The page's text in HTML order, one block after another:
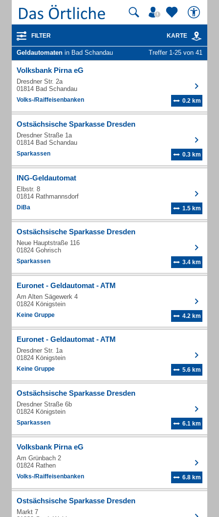
FILTER KARTE
Geldautomaten in Bad Schandau Treffer 1-25 von 41
Volksbank Pirna eG
Dresdner Str. 2a
01814 Bad Schandau
Volks-/Raiffeisenbanken 0.2 km
Ostsächsische Sparkasse Dresden
Dresdner Straße 1a
01814 Bad Schandau
Sparkassen 0.3 km
ING-Geldautomat
Elbstr. 8
01814 Rathmannsdorf
DiBa 1.5 km
Ostsächsische Sparkasse Dresden
Neue Hauptstraße 116
01824 Gohrisch
Sparkassen 3.4 km
Euronet - Geldautomat - ATM
Am Alten Sägewerk 4
01824 Königstein
Keine Gruppe 4.2 km
Euronet - Geldautomat - ATM
Dresdner Str. 1a
01824 Königstein
Keine Gruppe 5.6 km
Ostsächsische Sparkasse Dresden
Dresdner Straße 6b
01824 Königstein
Sparkassen 6.1 km
Volksbank Pirna eG
Am Grünbach 2
01824 Rathen
Volks-/Raiffeisenbanken 6.8 km
Ostsächsische Sparkasse Dresden
Markt 7